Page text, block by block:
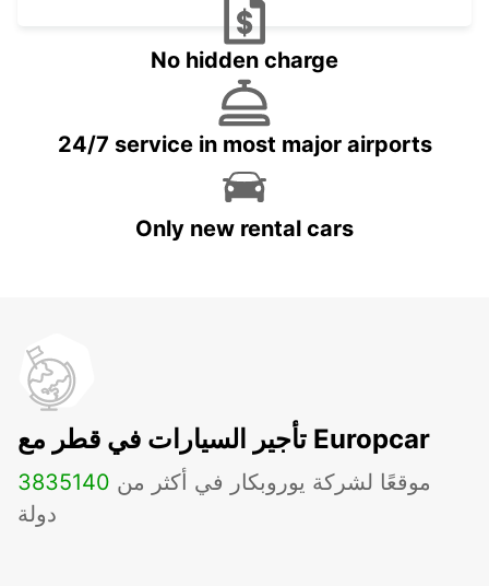
No hidden charge
24/7 service in most major airports
Only new rental cars
تأجير السيارات في قطر مع Europcar
3835 موقعًا لشركة يوروبكار في أكثر من 140
دولة